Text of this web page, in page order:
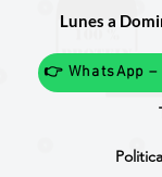
Lunes a
👉 WhatsApp